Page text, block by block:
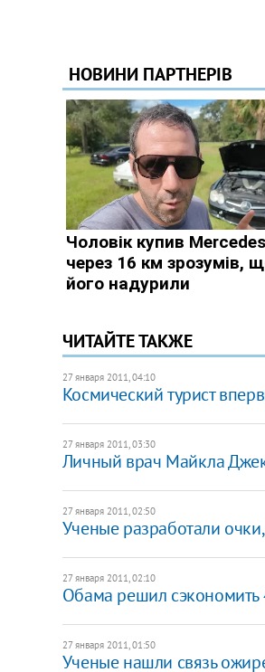
ЧИТАЙТЕ ТАКЖЕ
27 января 2011, 04:10
Космический турист
27 января 2011, 03:30
Личный врач Майкла
27 января 2011, 02:50
Ученые разработали
27 января 2011, 02:10
Обама решил
27 января 2011, 01:50
Ученые нашли связь